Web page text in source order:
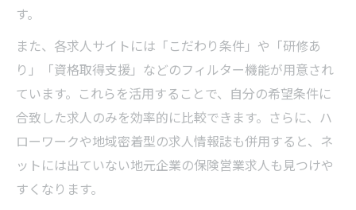
保険求人で安定収入とやりがいを実感でき
る条件
未経験から営業職で長く働ける理由
保険営業求人で両立できる働き方の選び方
やりがいを感じる保険求人現場の声
営業未経験でも安定が目指せる働き方解説
営業職が千葉県習志野市で注目される理由
す。
また、各求人サイトには「こだわり条件」や「研修あ
り」「資格取得支援」などのフィルター機能が用意され
ています。これらを活用することで、自分の希望条件に
合致した求人のみを効率的に比較できます。さらに、ハ
ローワークや地域密着型の求人情報誌も併用すると、ネ
ットには出ていない地元企業の保険営業求人も見つけや
すくなります。